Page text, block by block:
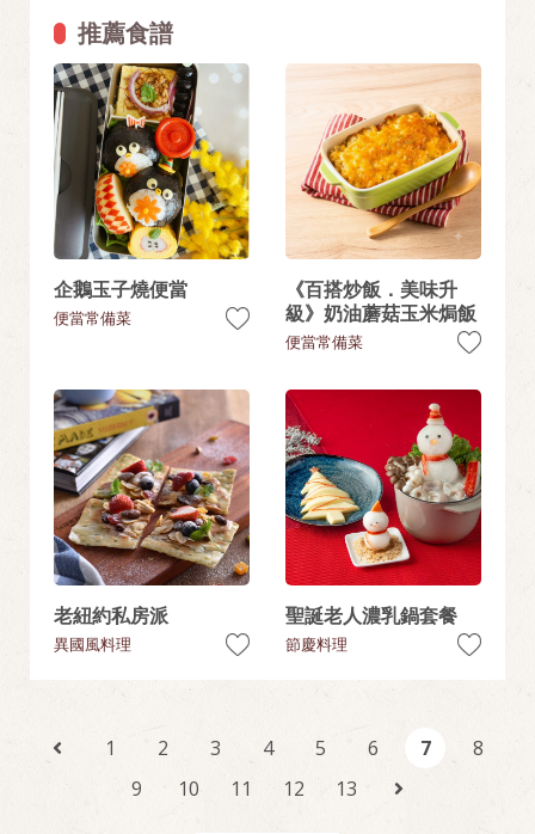
推薦食譜
企鵝玉子燒便當
便當常備菜
《百搭炒飯．美味升
級》奶油蘑菇玉米焗飯
便當常備菜
老紐約私房派
異國風料理
聖誕老人濃乳鍋套餐
節慶料理
1 2 3 4 5 6 7
8
9
10 11 12 13